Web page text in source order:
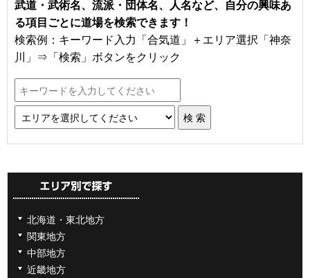
武道・武術名、流派・団体名、人名など、自分の興味あ
る項目ごとに道場を検索できます！
検索例：キーワード入力「合気道」＋エリア選択「神奈
川」⇒「検索」ボタンをクリック
北海道・東北地方
関東地方
中部地方
近畿地方